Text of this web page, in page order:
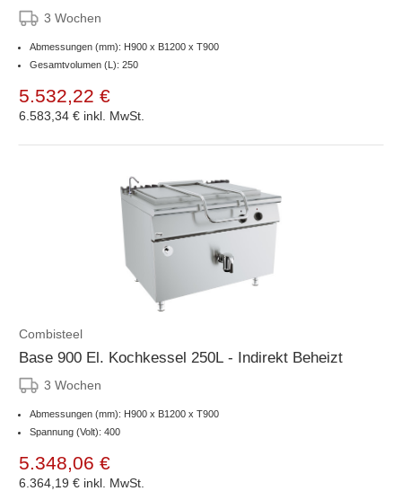
3 Wochen
Abmessungen (mm): H900 x B1200 x T900
Gesamtvolumen (L): 250
5.532,22 €
6.583,34 € inkl. MwSt.
Combisteel
Base 900 El. Kochkessel 250L - Indirekt Beheizt
3 Wochen
Abmessungen (mm): H900 x B1200 x T900
Spannung (Volt): 400
5.348,06 €
6.364,19 € inkl. MwSt.